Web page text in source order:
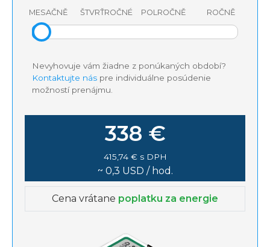
MESAČNĚ ŠTVRŤROČNÉ POLROČNĚ ROČNĚ
Nevyhovuje vám žiadne z ponúkaných období?
Kontaktujte nás pre individuálne posúdenie
možností prenájmu.
338 €
415,74 € s DPH
~ 0,3 USD / hod.
Cena vrátane poplatku za energie